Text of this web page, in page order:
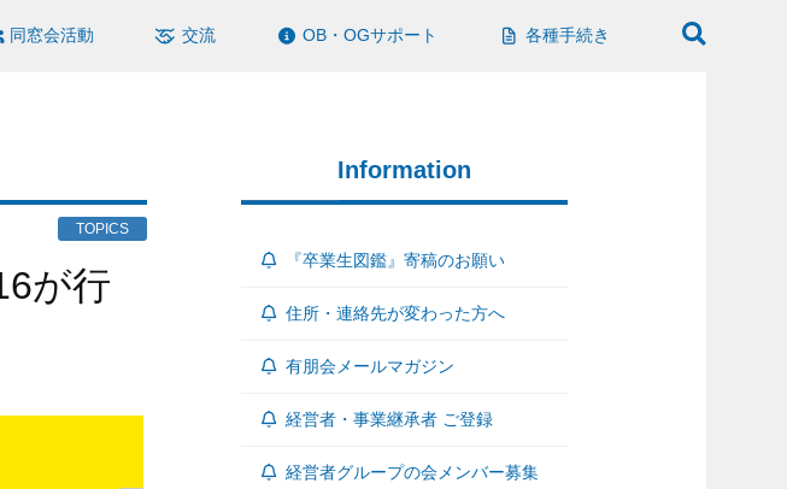
同窓会活動 交流 OB・OGサポート 各種手続き
TOPICS
Information
『卒業生図鑑』寄稿のお願い
住所・連絡先が変わった方へ
有朋会メールマガジン
経営者・事業継承者 ご登録
経営者グループの会メンバー募集